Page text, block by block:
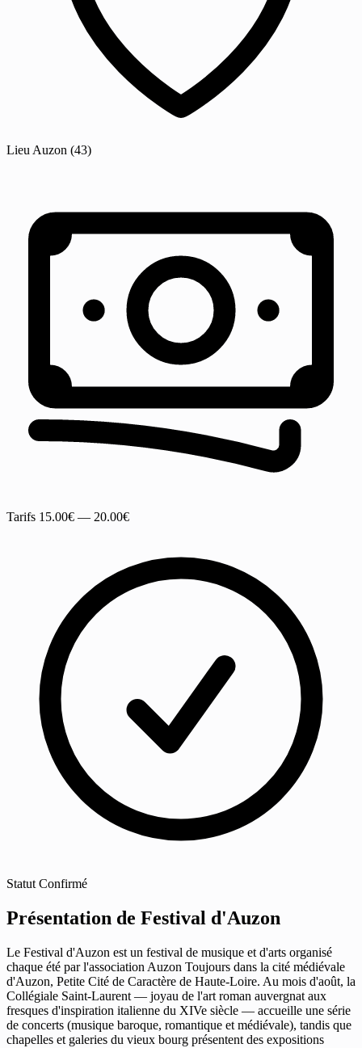
Lieu Auzon (43)
Tarifs 15.00€ — 20.00€
Statut Confirmé
Présentation de Festival d'Auzon
Le Festival d'Auzon est un festival de musique et d'arts organisé
chaque été par l'association Auzon Toujours dans la cité médiévale
d'Auzon, Petite Cité de Caractère de Haute-Loire. Au mois d'août, la
Collégiale Saint-Laurent — joyau de l'art roman auvergnat aux
fresques d'inspiration italienne du XIVe siècle — accueille une série
de concerts (musique baroque, romantique et médiévale), tandis que
chapelles et galeries du vieux bourg présentent des expositions